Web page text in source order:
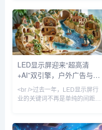
显示屏市场规模预计突破120亿
美元，同比增长18%。这一增长
并非来自传统单色屏或低端全彩
屏，而是由Micro LED、COB封
装以及虚拟拍摄专用屏等高端产
品驱动。<br /><br />业界巨头
纷纷加码Micro LED量产线，京
东方、三安光电与利亚德相继宣
LED显示屏迎来“超高清
+AI”双引擎，户外广告与虚
拟拍摄重塑百亿市场
<br />过去一年，LED显示屏行
业的关键词不再是单纯的间距竞
正经历一场由“超高清显示技术”